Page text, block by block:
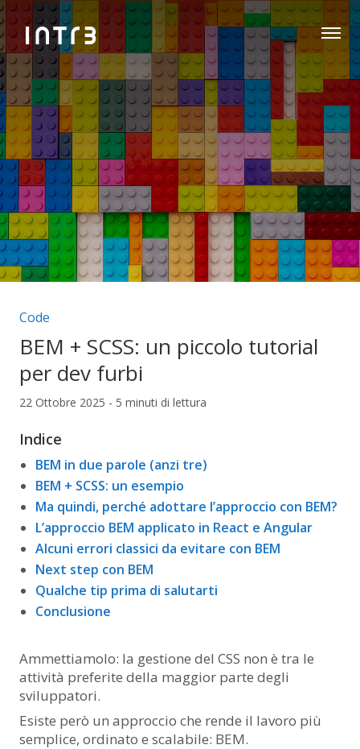
Categorie articolo:
Code
BEM + SCSS: un piccolo tutorial
per dev furbi
22 Ottobre 2025 - 5 minuti di lettura
Indice
BEM in due parole (anzi tre)
BEM + SCSS: un esempio
Ma quindi, perché adottare l’approccio con BEM?
L’approccio BEM applicato in React e Angular
Alcuni errori classici da evitare con BEM
Next step con BEM
Qualche tip prima di salutarti
Conclusione
Ammettiamolo: la gestione del CSS non è tra le
attività preferite della maggior parte degli
sviluppatori.
Esiste però un approccio che rende il lavoro più
semplice, ordinato e scalabile: BEM.